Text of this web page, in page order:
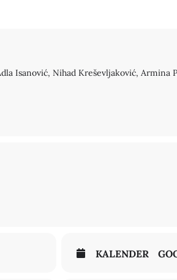
Isanović, Nihad Kreševljaković, Armina
KALENDER